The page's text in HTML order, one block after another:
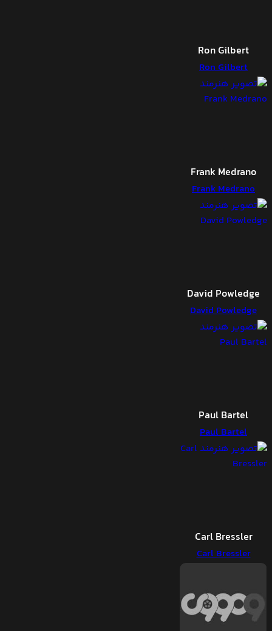
Ron Gilbert
Ron Gilbert
Frank Medrano
Frank Medrano
David Powledge
David Powledge
Paul Bartel
Paul Bartel
Carl Bressler
Carl Bressler